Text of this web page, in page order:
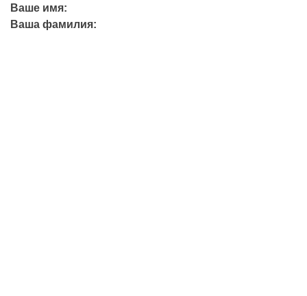
Ваше имя:
Ваша фамилия: